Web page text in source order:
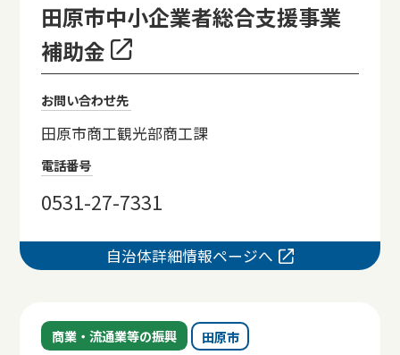
田原市中小企業者総合支援事業
補助金
お問い合わせ先
田原市商工観光部商工課
電話番号
0531-27-7331
自治体詳細情報ページへ
商業・流通業等の振興 田原市